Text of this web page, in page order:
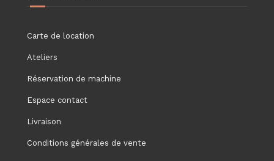
Carte de location
Ateliers
Réservation de machine
Espace contact
Livraison
Conditions générales de vente